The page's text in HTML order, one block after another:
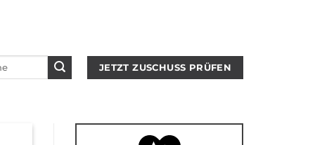
JETZT ZUSCHUSS PRÜFEN